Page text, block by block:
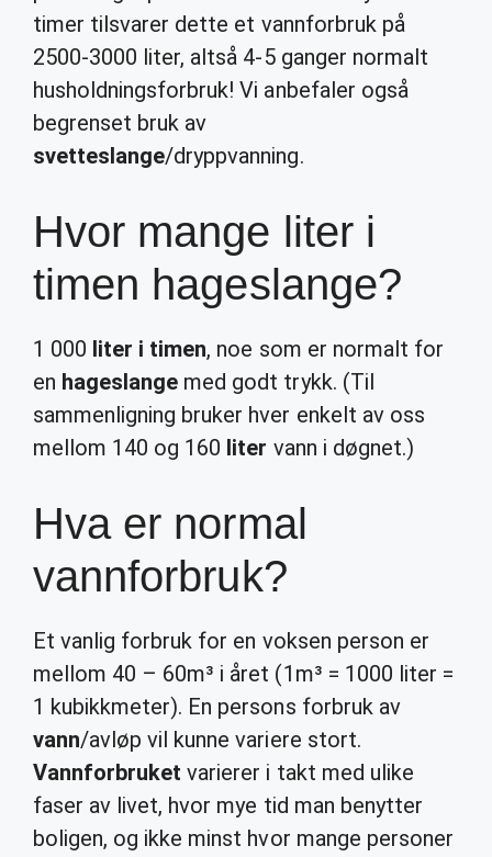
timer tilsvarer dette et vannforbruk på
2500-3000 liter, altså 4-5 ganger normalt
husholdningsforbruk! Vi anbefaler også
begrenset bruk av
svetteslange/dryppvanning.
Hvor mange liter i
timen hageslange?
1 000 liter i timen, noe som er normalt for
en hageslange med godt trykk. (Til
sammenligning bruker hver enkelt av oss
mellom 140 og 160 liter vann i døgnet.)
Hva er normal
vannforbruk?
Et vanlig forbruk for en voksen person er
mellom 40 – 60m³ i året (1m³ = 1000 liter =
1 kubikkmeter). En persons forbruk av
vann/avløp vil kunne variere stort.
Vannforbruket varierer i takt med ulike
faser av livet, hvor mye tid man benytter
boligen, og ikke minst hvor mange personer